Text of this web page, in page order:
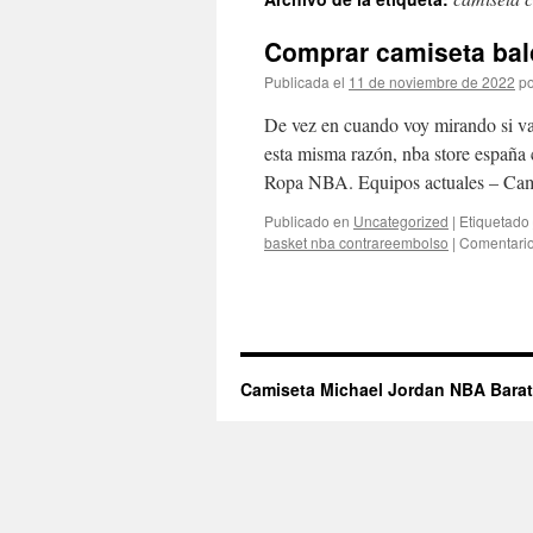
contenido
Comprar camiseta
Publicada el 11 de noviembre de 2022
De vez en cuando voy mirando si
esta misma razón, nba store
Ropa NBA. Equipos actuales –
Publicado en Uncategorized | Etiquetado
basket nba contrareembolso |
Camiseta Michael Jordan NBA